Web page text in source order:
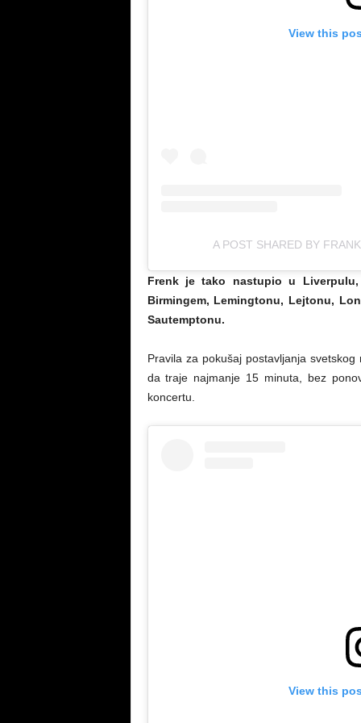
View this
A POST SHARED BY
Frenk je tako nastupio u
Birmingem, Lemingtonu, Lejtonu,
Sautemptonu.
Pravila za pokušaj postavljanja
da traje najmanje 15 minuta, bez
koncertu.
View this